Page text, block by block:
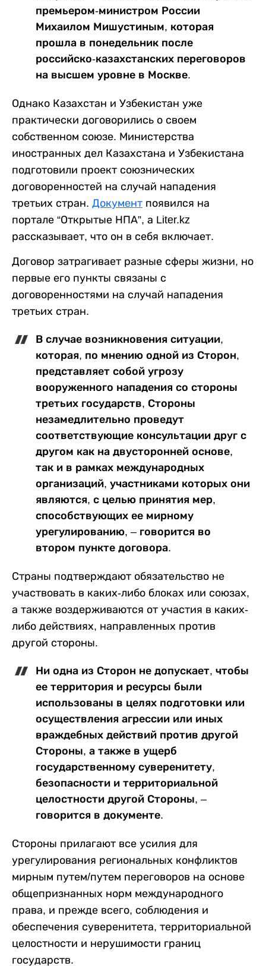
премьером-министром России
Михаилом Мишустиным, которая
прошла в понедельник после
российско-казахстанских переговоров
на высшем уровне в Москве.
Однако Казахстан и Узбекистан уже
практически договорились о своем
собственном союзе. Министерства
иностранных дел Казахстана и Узбекистана
подготовили проект союзнических
договоренностей на случай нападения
третьих стран. Документ появился на
портале “Открытые НПА”, а Liter.kz
рассказывает, что он в себя включает.
Договор затрагивает разные сферы жизни, но
первые его пункты связаны с
договоренностями на случай нападения
третьих стран.
В случае возникновения ситуации,
которая, по мнению одной из Сторон,
представляет собой угрозу
вооруженного нападения со стороны
третьих государств, Стороны
незамедлительно проведут
соответствующие консультации друг с
другом как на двусторонней основе,
так и в рамках международных
организаций, участниками которых они
являются, с целью принятия мер,
способствующих ее мирному
урегулированию, – говорится во
втором пункте договора.
Страны подтверждают обязательство не
участвовать в каких-либо блоках или союзах,
а также воздерживаются от участия в каких-
либо действиях, направленных против
другой стороны.
Ни одна из Сторон не допускает, чтобы
ее территория и ресурсы были
использованы в целях подготовки или
осуществления агрессии или иных
враждебных действий против другой
Стороны, а также в ущерб
государственному суверенитету,
безопасности и территориальной
целостности другой Стороны, –
говорится в документе.
Стороны прилагают все усилия для
урегулирования региональных конфликтов
мирным путем/путем переговоров на основе
общепризнанных норм международного
права, и прежде всего, соблюдения и
обеспечения суверенитета, территориальной
целостности и нерушимости границ
государств.